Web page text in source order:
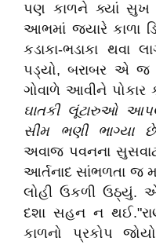
પણ કાળને ક્યાં સુખ
આભમાં જ્યારે કાળા
કડાકા-ભડાકા થવા
પડ્યો, બરાબર એ જ
ગોવાળે આવીને પોકાર
ઘાતકી લૂંટારુઓ
સીમ ભણી ભાગ્યા
અવાજ પવનના
આર્તનાદ સાંભળતા જ
લોહી ઉકળી ઉઠ્યું.
દશા સહન ન
કાળનો પ્રકોપ